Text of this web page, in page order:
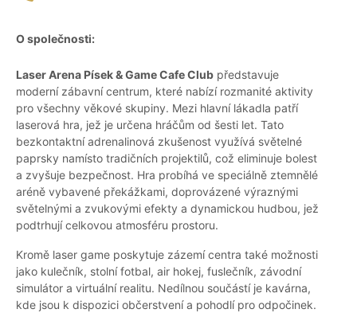
O společnosti:
Laser Arena Písek & Game Cafe Club představuje
moderní zábavní centrum, které nabízí rozmanité aktivity
pro všechny věkové skupiny. Mezi hlavní lákadla patří
laserová hra, jež je určena hráčům od šesti let. Tato
bezkontaktní adrenalinová zkušenost využívá světelné
paprsky namísto tradičních projektilů, což eliminuje bolest
a zvyšuje bezpečnost. Hra probíhá ve speciálně ztemnělé
aréně vybavené překážkami, doprovázené výraznými
světelnými a zvukovými efekty a dynamickou hudbou, jež
podtrhují celkovou atmosféru prostoru.
Kromě laser game poskytuje zázemí centra také možnosti
jako kulečník, stolní fotbal, air hokej, fuslečník, závodní
simulátor a virtuální realitu. Nedílnou součástí je kavárna,
kde jsou k dispozici občerstvení a pohodlí pro odpočinek.